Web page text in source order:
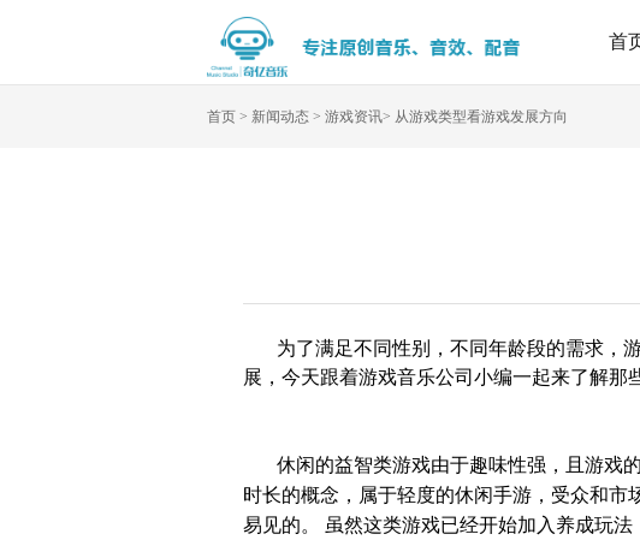
首
首页 > 新闻动态 > 游戏资讯> 从游戏类型看游戏发展方向
为了满足不同性别，不同年龄段的需求，
展，今天跟着游戏音乐公司 小编一起来了解那
休闲的益智类游戏由于趣味性强，且游戏
时长的概念，属于轻度的休闲手游，受众和
易见的。 虽然这类游戏已经开始加入养成玩